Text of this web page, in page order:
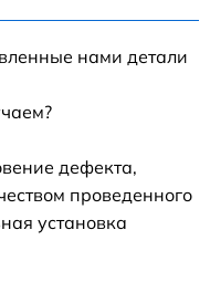
нами детали
дефекта,
проведенного
установка